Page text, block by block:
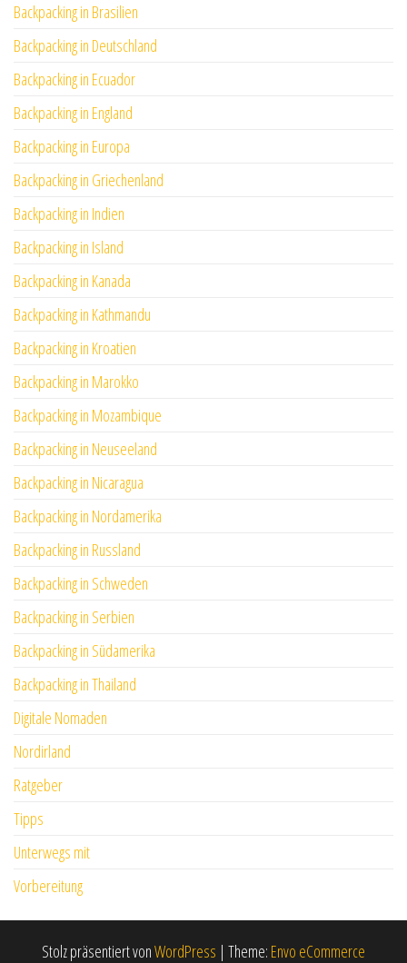
Backpacking in Brasilien
Backpacking in Deutschland
Backpacking in Ecuador
Backpacking in England
Backpacking in Europa
Backpacking in Griechenland
Backpacking in Indien
Backpacking in Island
Backpacking in Kanada
Backpacking in Kathmandu
Backpacking in Kroatien
Backpacking in Marokko
Backpacking in Mozambique
Backpacking in Neuseeland
Backpacking in Nicaragua
Backpacking in Nordamerika
Backpacking in Russland
Backpacking in Schweden
Backpacking in Serbien
Backpacking in Südamerika
Backpacking in Thailand
Digitale Nomaden
Nordirland
Ratgeber
Tipps
Unterwegs mit
Vorbereitung
Stolz präsentiert vonWordPress | Theme: Envo eCommerce